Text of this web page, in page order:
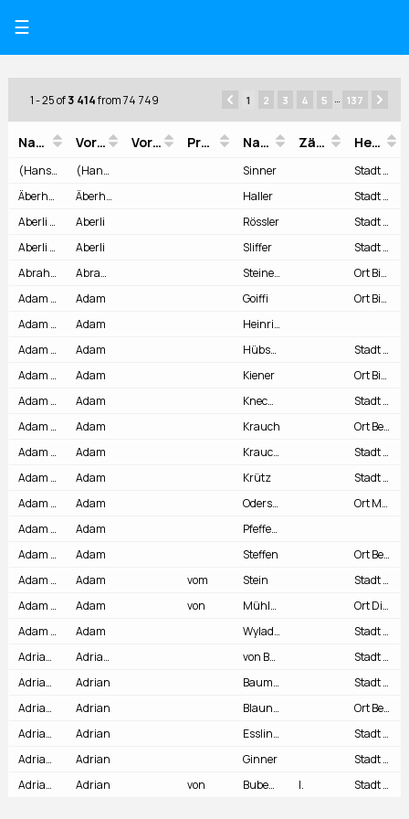
☰
1 - 25of3 414from 74 749 1 2 3 4 5 137
Name Vorname1 Vorname2 Präfix Nachname Zählung Herkunft
(Hans) Heinrich Sinner (Hans) Heinrich Sinner
Stadt Bern (1536)
Äberhart Haller (der Sattler)
Äberhart Haller
Stadt Bern (1515)
Aberli Rössler
Aberli Rössler
Stadt Bern (1435)
Aberli Sliffer
Aberli Sliffer
Stadt Bern (1402)
Abraham Steinegger
Abraham Steinegger
Ort Biel (1538)
Adam Goiffi
Adam Goiffi
Ort Biel (1497)
Adam Heinricher
Adam
Heinricher
Adam Hübschi
Adam Hübschi
Stadt Bern (1522)
Adam Kiener
Adam Kiener
Ort Biel (1525)
Adam Knechtenhofer
Adam Knechtenhofer
Stadt Bern (1534)
Adam Krauch
Adam Krauch
Ort Bern (1481 / 1484)
Adam Krauchtaler
Adam Krauchtaler
Stadt Bern (1525)
Adam Krütz
Adam Krütz
Stadt Bern (1435)
Adam Odersot
Adam Odersot
Ort Murten (1536 / 1537)
Adam Pfefferli
Adam
Pfefferli
Adam Steffen
Adam Steffen
Ort Bern (1548 / 1549)
Adam vom Stein
Adam vom Stein
Stadt Bern (1545)
Adam von Mühlberg
Adam von Mühlberg
Ort Diessenhofen (1503)
Adam Wylading
Adam Wylading
Stadt Bern (1496)
Adrian II. von Bubenberg (Ritter)
Adrian II. von Bubenberg
Stadt Bern (1474)
Adrian Baumgartner
Adrian Baumgartner
Stadt Bern (1529)
Adrian Blauner
Adrian Blauner
Ort Bern (27-02-1543 / 04-05-1445) Ort Aarau (07-07-1559)
Adrian Esslinger
Adrian Esslinger
Stadt Bern (1513)
Adrian Ginner
Adrian Ginner
Stadt Bern (1540)
Adrian von Bubenberg I. (Ritter)
Adrian von Bubenberg I. Stadt Bern (1451)